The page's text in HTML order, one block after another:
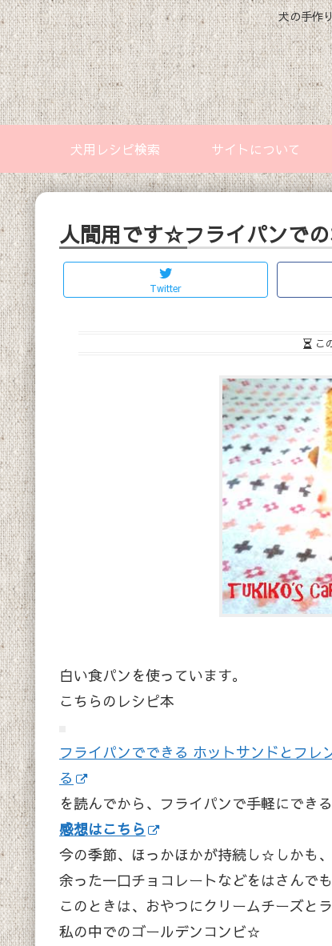
犬の手作
犬用レシピ検索 サイトについて
人間用です☆フライパンで
Twitter
こ
白い食パンを使っています。
こちらのレシピ本
フライパンでできる ホットサンドとフレ
る
を読んでから、フライパンで手軽にでき
感想はこちら
今の季節、ほっかほかが持続し☆しかも
余った一口チョコレートなどをはさんで
このときは、おやつにクリームチーズと
私の中でのゴールデンコンビ☆